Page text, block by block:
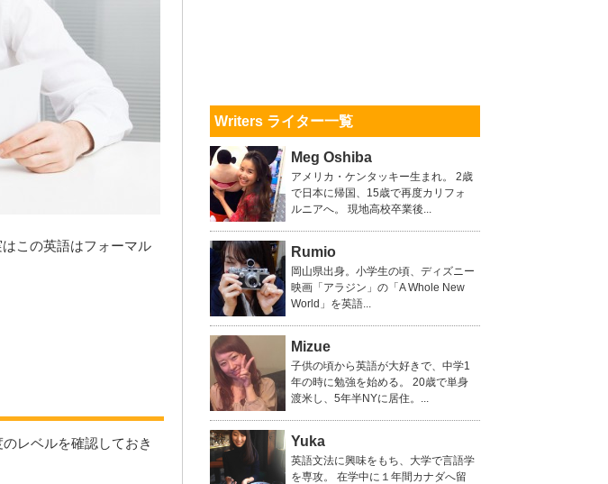
この英語はフォーマル
レベルを確認しておき
Writers ライター一覧
Meg Oshiba
アメリカ・ケンタッキー生まれ。 2歳
で日本に帰国、15歳で再度カリフォ
ルニアへ。 現地高校卒業後...
Rumio
岡山県出身。小学生の頃、ディズニー
映画「アラジン」の「A Whole New
World」を英語...
Mizue
子供の頃から英語が大好きで、中学1
年の時に勉強を始める。 20歳で単身
渡米し、5年半NYに居住。...
Yuka
英語文法に興味をもち、大学で言語学
を専攻。 在学中に１年間カナダへ留